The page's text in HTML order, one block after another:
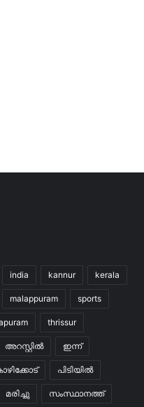
india kannur kerala
malappuram sports
thrissur
അറസ്റ്റിൽ ഇന്ന്
പിടിയിൽ
മരിച്ചു സംസ്ഥാനത്ത്